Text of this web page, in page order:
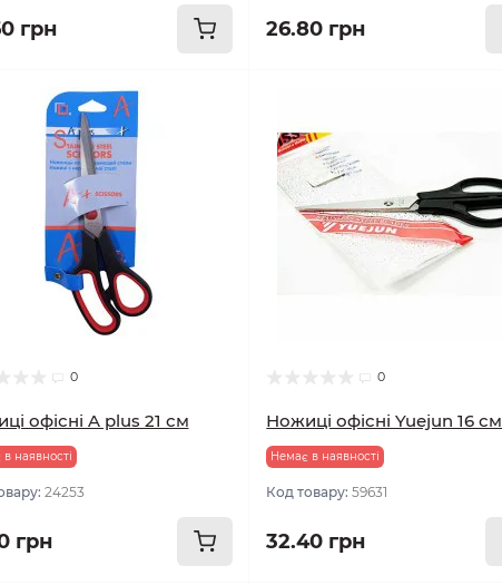
грн 26.80 грн
0
офісні A plus 21 см
наявності
24253
грн
0
Ножиці офісні Yuejun 16 см
Немає в наявності
Код товару:59631
32.40 грн